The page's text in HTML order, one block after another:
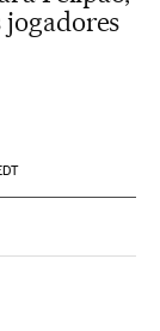
jogadores